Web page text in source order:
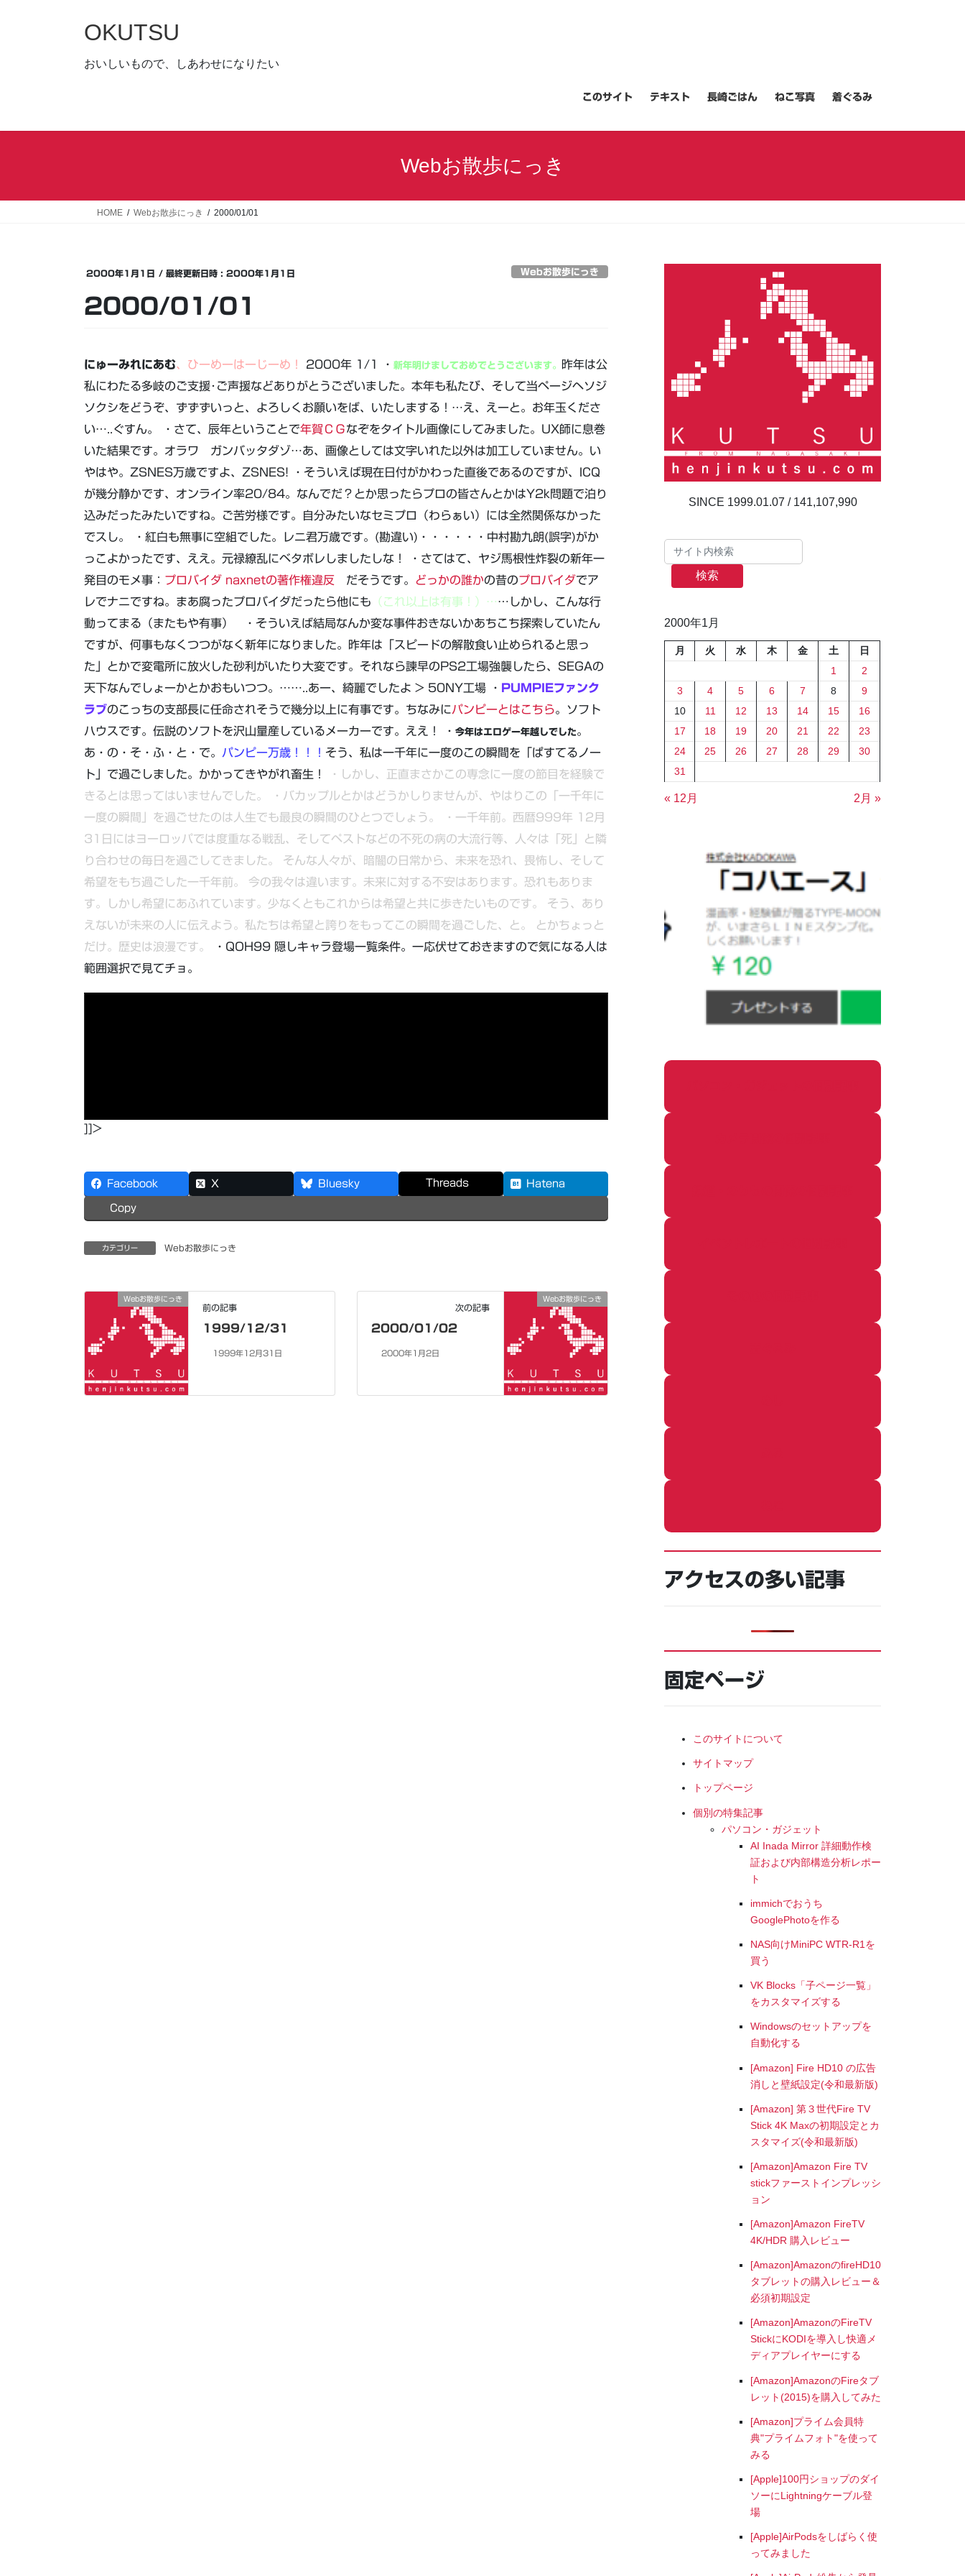
キ
に
OKUTSU
おいしいもので、しあわせになりたい
このサイト テキスト 長崎ごはん ねこ写真 着ぐるみ
Webお散歩にっき
HOME Webお散歩にっき 2000/01/01
2000年1月1日 / 最終更新日時 : 2000年1月1日 Webお散歩にっき
2000/01/01
にゅーみれにあむ、ひーめーはーじーめ！ 2000年 1/1 ・ 新年明けましておめでとうございます。
昨年は公
私にわたる多岐のご支援･ご声援などありがとうございました。本年も私たび、そして当ページヘソジ
ソクシをどうぞ、ずずずいっと、よろしくお願いをば、いたしまする！…え、えーと。お年玉くださ
い…..ぐすん。 ・さて、辰年ということで年賀ＣＧなぞをタイトル画像にしてみました。UX師に息巻
いた結果です。オラワ ガンバッタダゾ…あ、画像としては文字いれた以外は加工していません。い
やはや。ZSNES万歳ですよ、ZSNES! ・そういえば現在日付がかわった直後であるのですが、ICQ
が幾分静かです、オンライン率20/84。なんでだ？とか思ったらプロの皆さんとかはY2k問題で泊り
込みだったみたいですね。ご苦労様です。自分みたいなセミプロ（わらぁい）には全然関係なかった
でスし。 ・紅白も無事に空組でした。レニ君万歳です。(勘違い)・・・・・・中村勘九朗(誤字)がか
っこよかったです、ええ。元禄繚乱にベタボレしましたしな！ ・さてはて、ヤジ馬根性炸裂の新年一
発目のモメ事： プロバイダ naxnetの著作権違反 だそうです。 どっかの誰かの昔のプロバイダでア
レでナニですね。まあ腐ったプロバイダだったら他にも （これ以上は有事！）……しかし、こんな行
動ってまる（またもや有事） ・そういえば結局なんか変な事件おきないかあちこち探索していたん
ですが、何事もなくつつがなく新年になりました。昨年は「スピードの解散食い止められると思っ
た」とかで変電所に放火した砂利がいたり大変です。それなら諫早のPS2工場強襲したら、SEGAの
天下なんでしょーかとかおもいつつ。……..あー、綺麗でしたよ > 50NY工場 ・ PUMPIEファンク
ラブのこっちの支部長に任命されそうで幾分以上に有事です。ちなみに パンピーとはこちら。ソフト
ハウスです。伝説のソフトを沢山量産しているメーカーです。ええ！ ・ 今年はエロゲー年越しでした。
あ・の・そ・ふ・と・で。
パンピー万歳！！！ そう、私は一千年に一度のこの瞬間を「ぱすてるノー
ト」で過ごしました。かかってきやがれ畜生！
・しかし、正直まさかこの専念に一度の節目を経験で
きるとは思ってはいませんでした。
・バカップルとかはどうかしりませんが、やはりこの「一千年に
一度の瞬間」を過ごせたのは人生でも最良の瞬間のひとつでしょう。
・一千年前。西暦999年 12月
31日にはヨーロッパでは度重なる戦乱、そしてペストなどの不死の病の大流行等、人々は「死」と隣
り合わせの毎日を過ごしてきました。
そんな人々が、暗闇の日常から、未来を恐れ、畏怖し、そして
希望をもち過ごした一千年前。
今の我々は違います。未来に対する不安はあります。恐れもありま
す。しかし希望にあふれています。少なくともこれからは希望と共に歩きたいものです。
そう、あり
えないが未来の人に伝えよう。私たちは希望と誇りをもってこの瞬間を過ごした、と。
とかちょっと
だけ。歴史は浪漫です。
・QOH99 隠しキャラ登場一覧条件。一応伏せておきますので気になる人は
範囲選択で見てチョ。
]]>
Facebook X Bluesky Threads Hatena
Copy
カテゴリー Webお散歩にっき
Webお散歩にっき
前の記事
1999/12/31
1999年12月31日
Webお散歩にっき
次の記事
2000/01/02
2000年1月2日
141,107,990
検索
2000年1月
月 火 水 木 金 土
日
1
2
3
4 5 6 7 8
9
10
11 12 13 14 15
16
17
18 19 20 21 22
23
24
25 26 27 28 29
30
31
« 12月 2月 »
アクセスの多い記事
固定ページ
このサイトについて
サイトマップ
トップページ
個別の特集記事
パソコン・ガジェット
AI Inada Mirror 詳細動作検
証および内部構造分析レポー
ト
immichでおうち
GooglePhotoを作る
NAS向けMiniPC WTR-R1を
買う
VK Blocks「子ページ一覧」
をカスタマイズする
Windowsのセットアップを
自動化する
[Amazon] Fire HD10 の広告
消しと壁紙設定(令和最新版)
[Amazon] 第３世代Fire TV
Stick 4K Maxの初期設定とカ
スタマイズ(令和最新版)
[Amazon]Amazon Fire TV
stickファーストインプレッシ
ョン
[Amazon]Amazon FireTV
4K/HDR 購入レビュー
[Amazon]AmazonのfireHD10
タブレットの購入レビュー＆
必須初期設定
[Amazon]AmazonのFireTV
StickにKODIを導入し快適メ
ディアプレイヤーにする
[Amazon]AmazonのFireタブ
レット(2015)を購入してみた
[Amazon]プライム会員特
典"プライムフォト"を使って
みる
[Apple]100円ショップのダイ
ソーにLightningケーブル登
場
[Apple]AirPodsをしばらく使
ってみました